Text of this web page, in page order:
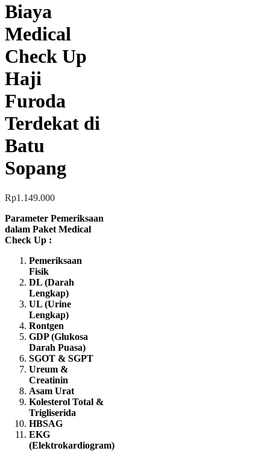
Biaya
Medical
Check Up
Haji
Furoda
Terdekat di
Batu
Sopang
Rp1.149.000
Parameter Pemeriksaan
dalam Paket Medical
Check Up :
Pemeriksaan
Fisik
DL (Darah
Lengkap)
UL (Urine
Lengkap)
Rontgen
GDP (Glukosa
Darah Puasa)
SGOT & SGPT
Ureum &
Creatinin
Asam Urat
Kolesterol Total &
Trigliserida
HBSAG
EKG
(Elektrokardiogram)